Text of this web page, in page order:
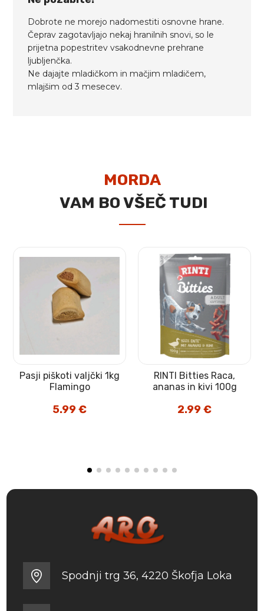
Dobrote ne morejo nadomestiti osnovne hrane.
Čeprav zagotavljajo nekaj hranilnih snovi, so le
prijetna popestritev vsakodnevne prehrane
ljubljenčka.
Ne dajajte mladičkom in mačjim mladičem,
mlajšim od 3 mesecev.
MORDA
VAM BO VŠEČ TUDI
Pasji piškoti valjčki 1kg
Flamingo
5.99€
RINTI Bitties Raca,
ananas in kivi 100g
2.99€
Spodnji trg 36, 4220 Škofja Loka